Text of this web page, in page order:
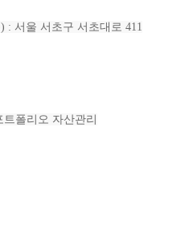
: 서울 서초구 서초대로 411
폴리오 자산관리